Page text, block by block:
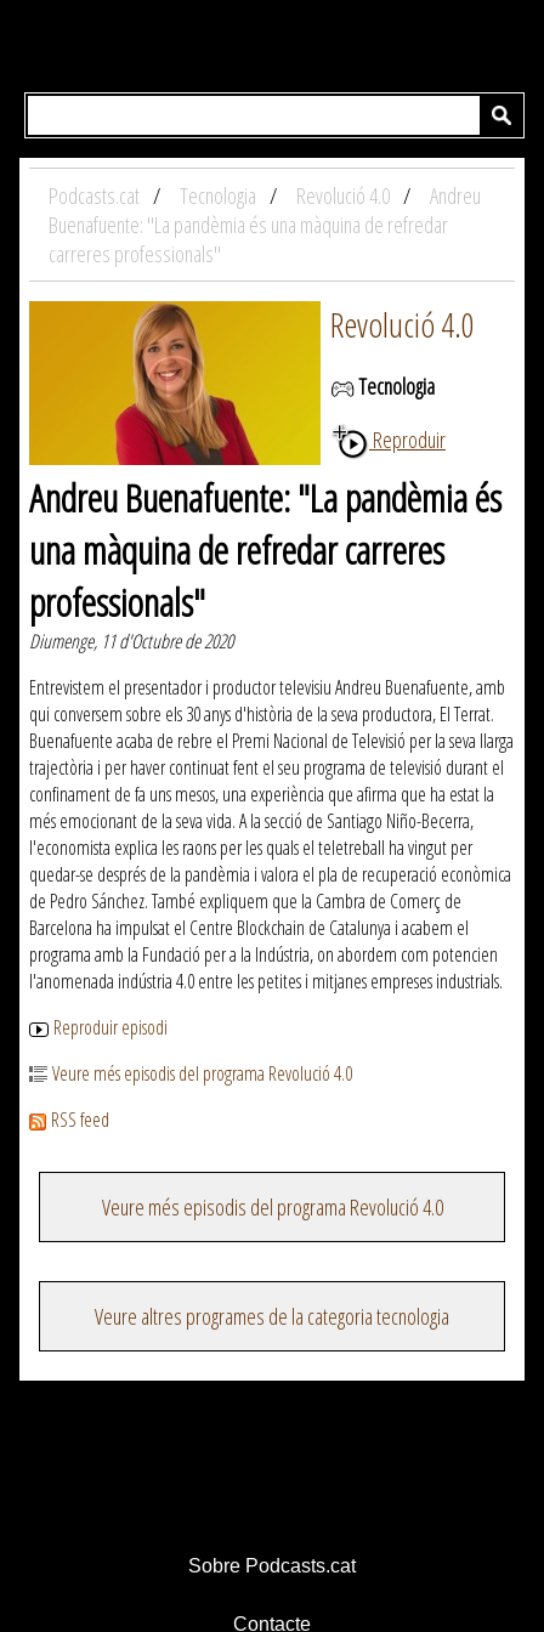
Podcasts.cat Tecnologia Revolució 4.0
Andreu
Buenafuente: "La pandèmia és una màquina de refredar
carreres professionals"
Revolució 4.0
Tecnologia
Reproduir
Andreu Buenafuente: "La pandèmia és
una màquina de refredar carreres
professionals"
Diumenge, 11 d'Octubre de 2020
Entrevistem el presentador i productor televisiu Andreu Buenafuente, amb
qui conversem sobre els 30 anys d'història de la seva productora, El Terrat.
Buenafuente acaba de rebre el Premi Nacional de Televisió per la seva llarga
trajectòria i per haver continuat fent el seu programa de televisió durant el
confinament de fa uns mesos, una experiència que afirma que ha estat la
més emocionant de la seva vida. A la secció de Santiago Niño-Becerra,
l'economista explica les raons per les quals el teletreball ha vingut per
quedar-se després de la pandèmia i valora el pla de recuperació econòmica
de Pedro Sánchez. També expliquem que la Cambra de Comerç de
Barcelona ha impulsat el Centre Blockchain de Catalunya i acabem el
programa amb la Fundació per a la Indústria, on abordem com potencien
l'anomenada indústria 4.0 entre les petites i mitjanes empreses industrials.
Reproduir episodi
Veure més episodis del programa Revolució 4.0
RSS feed
Veure més episodis del programa Revolució 4.0
Veure altres programes de la categoria tecnologia
Sobre Podcasts.cat
Contacte